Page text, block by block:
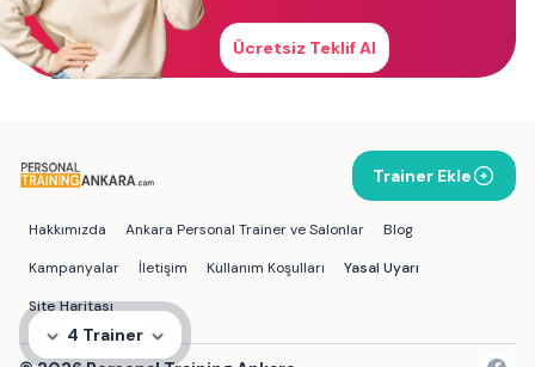
4 Trainer
Ücretsiz Teklif Al
Trainer Ekle
Hakkımızda Ankara Personal Trainer ve Salonlar
Blog
Kampanyalar
İletişim Kullanım Koşulları
Yasal Uyarı
Site Haritası